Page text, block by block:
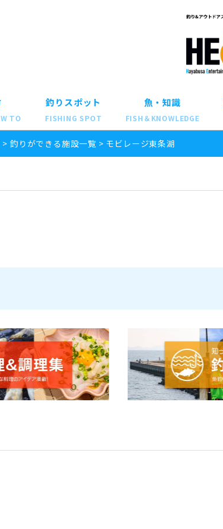
TO
釣りスポット
FISHING SPOT
魚・知識
FISH＆KNOWLEDGE
>釣りができる施設一覧 > モビレージ東条湖